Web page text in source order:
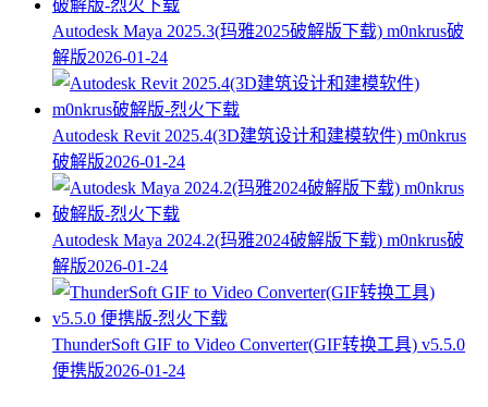
Autodesk Maya 2025.3(玛雅2025破解版下载) m0nkrus破
解版2026-01-24
Autodesk Revit 2025.4(3D建筑设计和建模软件) m0nkrus
破解版2026-01-24
Autodesk Maya 2024.2(玛雅2024破解版下载) m0nkrus破
解版2026-01-24
ThunderSoft GIF to Video Converter(GIF转换工具) v5.5.0
便携版2026-01-24